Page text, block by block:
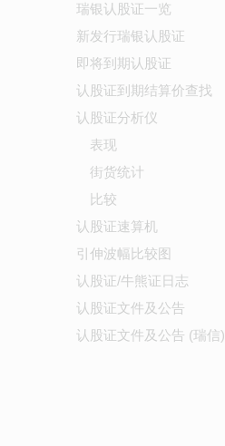
瑞银认股证一览
新发行瑞银认股证
即将到期认股证
认股证到期结算价查找
认股证分析仪
表现
街货统计
比较
认股证速算机
引伸波幅比较图
认股证/牛熊证日志
认股证文件及公告
认股证文件及公告 (瑞信)